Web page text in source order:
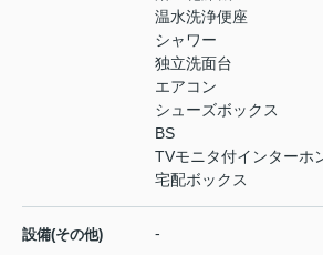
温水洗浄便座
シャワー
独立洗面台
エアコン
シューズボックス
BS
TVモニタ付インターホ
宅配ボックス
設備(その他) -